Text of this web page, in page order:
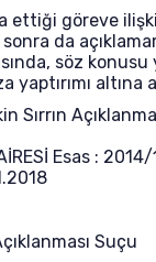
ettiği göreve
da
söz
yaptırımı altına
Sırrın
Esas :
Suçu